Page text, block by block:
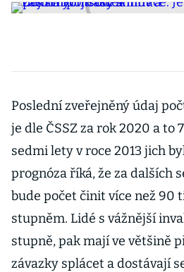
Poslední zveřejněný údaj
je dle ČSSZ za rok 2020 a to
sedmi lety v roce 2013 jich
prognóza říká, že za dalších
bude počet činit více než 90
stupněm. Lidé s vážnější
stupně, pak mají ve většině
závazky splácet a dostávají